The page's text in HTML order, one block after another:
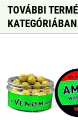
TOVÁBBI